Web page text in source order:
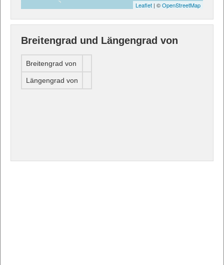
Leaflet | ©OpenStreetMap
Breitengrad und Längengrad von
Breitengrad von
Längengrad von